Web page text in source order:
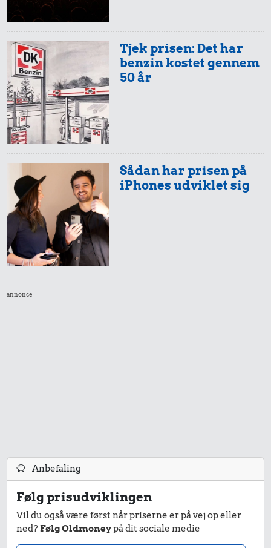
Tjek prisen: Det har
benzin kostet gennem
50 år
Sådan har prisen på
iPhones udviklet sig
annonce
Anbefaling
Følg prisudviklingen
Vil du også være først når priserne er på vej op eller
ned?Følg Oldmoneypå dit sociale medie